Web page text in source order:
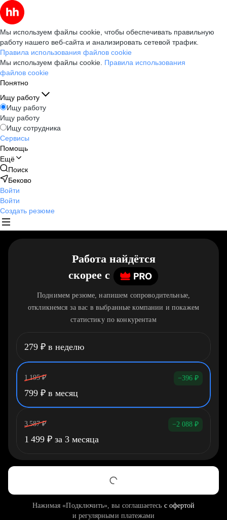
Мы используем файлы cookie, чтобы обеспечивать правильную
работу нашего веб-сайта и анализировать сетевой трафик.
Правила использования файлов cookie
Мы используем файлы cookie. Правила использования
файлов cookie
Понятно
Ищу работу
Ищу работу
Ищу работу
Ищу сотрудника
Сервисы
Помощь
Ещё
Поиск
Беково
Войти
Войти
Создать резюме
Работа найдётся
скорее c
Поднимем резюме, напишем сопроводительные,
откликнемся за вас в выбранные компании и покажем
статистику по конкурентам
279 ₽ в неделю
1 195 ₽ −396 ₽
799 ₽ в месяц
3 587 ₽ −2 088 ₽
1 499 ₽ за 3 месяца
Нажимая «Подключить», вы соглашаетесь с офертой
и регулярными платежами